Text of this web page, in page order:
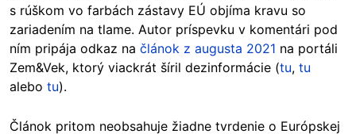
s rúškom vo farbách zástavy EÚ objíma kravu so
zariadením na tlame. Autor príspevku v komentári pod
ním pripája odkaz na článok z augusta 2021 na portáli
Zem&Vek, ktorý viackrát šíril dezinformácie (tu, tu
alebo tu).
Článok pritom neobsahuje žiadne tvrdenie o Európskej